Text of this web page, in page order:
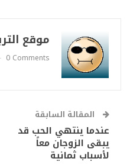
موقع
0 Comments
المقالة السابقة
عندما ينتهي الحب قد
يبقى الزوجان معاً
لأسباب ثمانية